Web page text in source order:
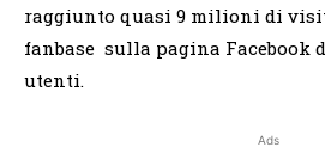
raggiunto quasi 9 milioni di
fanbase sulla pagina
utenti.
Ads